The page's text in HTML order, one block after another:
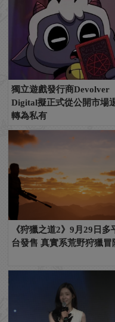
獨立遊戲發行商Devolver
Digital擬正式從公開市場
轉為私有
《狩獵之道2》9月29日多
台發售 真實系荒野狩獵冒